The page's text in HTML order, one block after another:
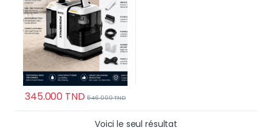
345.000 TND 546.000TND
Voici le seul résultat